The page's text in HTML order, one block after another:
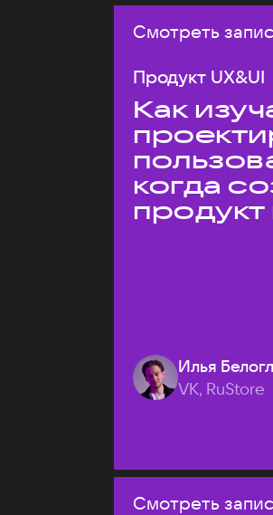
Смотреть
Продукт UX&UI
Как
когда
продукт
Илья
VK, RuStore
Смотреть